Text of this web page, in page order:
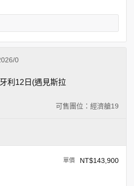
0
可售團位：經濟艙19
利12日(遇見斯拉
NT$143,900